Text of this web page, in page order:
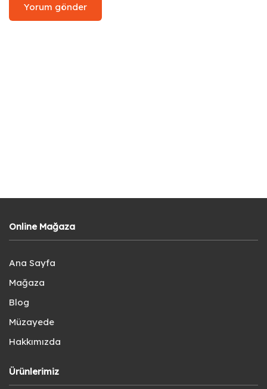
Online Mağaza
Ana Sayfa
Mağaza
Blog
Müzayede
Hakkımızda
Ürünlerimiz